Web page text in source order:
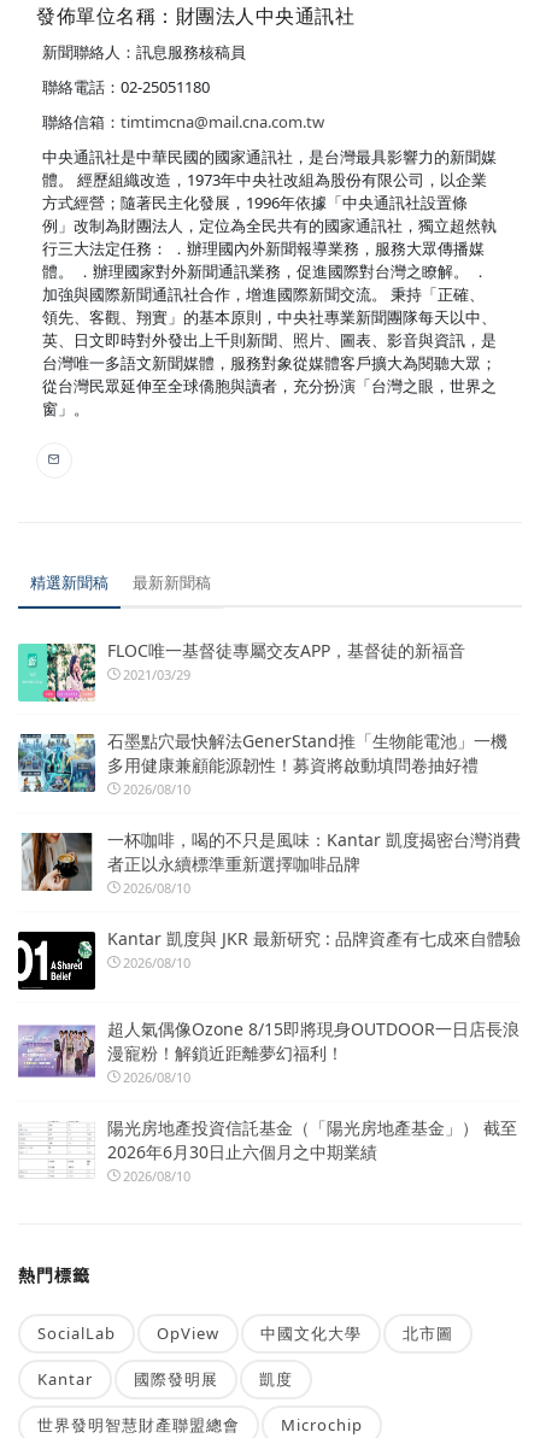
發佈單位名稱：財團法人中央通訊社
新聞聯絡人：訊息服務核稿員
聯絡電話：02-25051180
聯絡信箱： timtimcna@mail.cna.com.tw
中央通訊社是中華民國的國家通訊社，是台灣最具影響力的新聞媒
體。 經歷組織改造，1973年中央社改組為股份有限公司，以企業
方式經營；隨著民主化發展，1996年依據「中央通訊社設置條
例」改制為財團法人，定位為全民共有的國家通訊社，獨立超然執
行三大法定任務： ．辦理國內外新聞報導業務，服務大眾傳播媒
體。 ．辦理國家對外新聞通訊業務，促進國際對台灣之瞭解。 ．
加強與國際新聞通訊社合作，增進國際新聞交流。 秉持「正確、
領先、客觀、翔實」的基本原則，中央社專業新聞團隊每天以中、
英、日文即時對外發出上千則新聞、照片、圖表、影音與資訊，是
台灣唯一多語文新聞媒體，服務對象從媒體客戶擴大為閱聽大眾；
從台灣民眾延伸至全球僑胞與讀者，充分扮演「台灣之眼，世界之
窗」。
精選新聞稿 最新新聞稿
FLOC唯一基督徒專屬交友APP，基督徒的新福音
2021/03/29
石墨點穴最快解法GenerStand推「生物能電池」一機
多用健康兼顧能源韌性！募資將啟動填問卷抽好禮
2026/08/10
一杯咖啡，喝的不只是風味：Kantar 凱度揭密台灣消費
者正以永續標準重新選擇咖啡品牌
2026/08/10
Kantar 凱度與 JKR 最新研究 : 品牌資產有七成來自體驗
2026/08/10
超人氣偶像Ozone 8/15即將現身OUTDOOR一日店長浪
漫寵粉！解鎖近距離夢幻福利！
2026/08/10
陽光房地產投資信託基金（「陽光房地產基金」） 截至
2026年6月30日止六個月之中期業績
2026/08/10
熱門標籤
SocialLab OpView 中國文化大學 北市圖
Kantar 國際發明展 凱度
世界發明智慧財產聯盟總會 Microchip